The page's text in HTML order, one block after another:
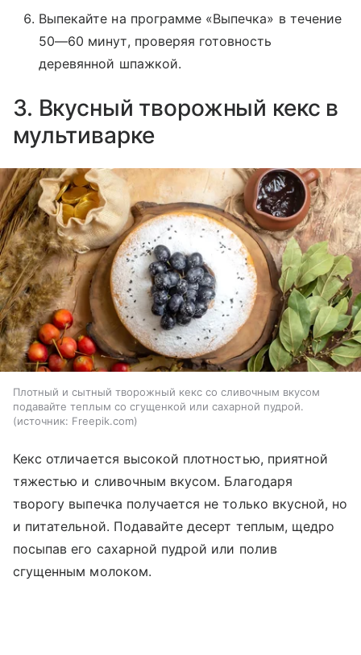
Выпекайте на программе «Выпечка» в течение
50—60 минут, проверяя готовность
деревянной шпажкой.
3. Вкусный творожный кекс в
мультиварке
Плотный и сытный творожный кекс со сливочным вкусом
подавайте теплым со сгущенкой или сахарной пудрой.
источник: Freepik.com
Кекс отличается высокой плотностью, приятной
тяжестью и сливочным вкусом. Благодаря
творогу выпечка получается не только вкусной, но
и питательной. Подавайте десерт теплым, щедро
посыпав его сахарной пудрой или полив
сгущенным молоком.